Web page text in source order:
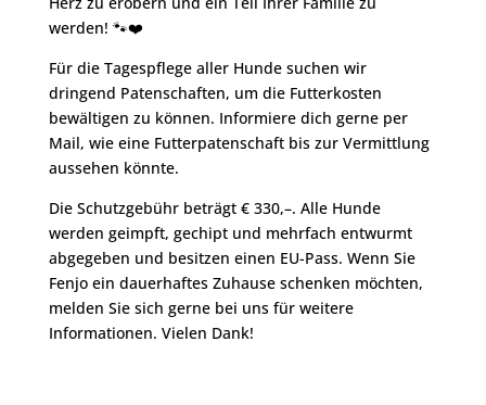
werden! 🐾❤️
Für die Tagespflege aller Hunde suchen wir
dringend Patenschaften, um die Futterkosten
bewältigen zu können. Informiere dich gerne per
Mail, wie eine Futterpatenschaft bis zur Vermittlung
aussehen könnte.
Die Schutzgebühr beträgt € 330,–. Alle Hunde
werden geimpft, gechipt und mehrfach entwurmt
abgegeben und besitzen einen EU-Pass. Wenn Sie
Fenjo ein dauerhaftes Zuhause schenken möchten,
melden Sie sich gerne bei uns für weitere
Informationen. Vielen Dank!